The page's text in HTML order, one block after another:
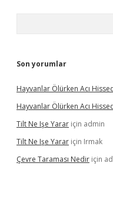
Son yorumlar
Hayvanlar Ölürken Acı
Hayvanlar Ölürken Acı
Tilt Ne Işe Yarar için admin
Tilt Ne Işe Yarar için Irmak
Çevre Taraması Nedir için